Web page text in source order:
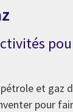
et gaz
pour